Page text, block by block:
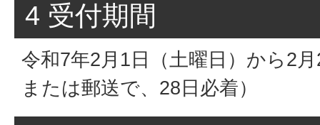
4 受付期間
令和7年2月1日（土曜日）から2
または郵送で、28日必着）